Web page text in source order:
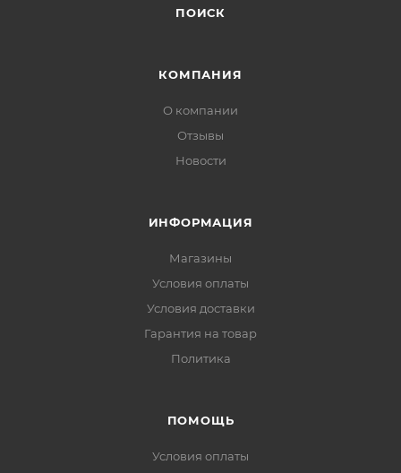
ПОИСК
КОМПАНИЯ
О компании
Отзывы
Новости
ИНФОРМАЦИЯ
Магазины
Условия оплаты
Условия доставки
Гарантия на товар
Политика
ПОМОЩЬ
Условия оплаты